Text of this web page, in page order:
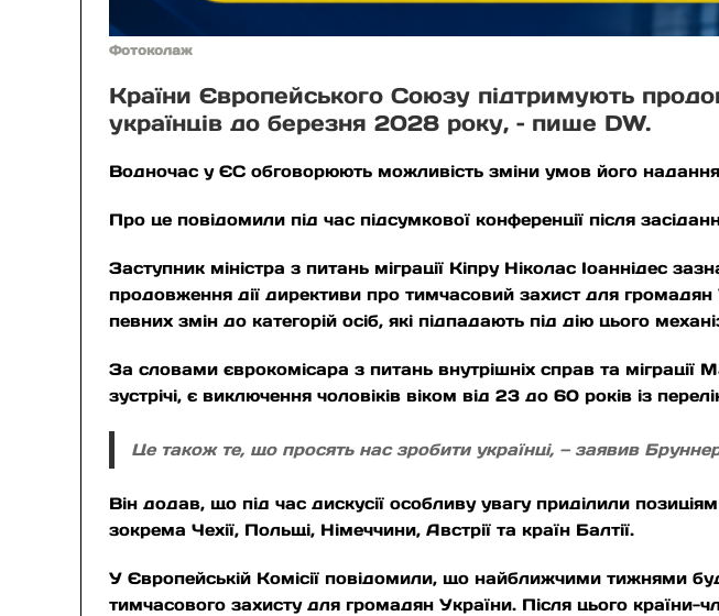
Фотоколаж
Країни Європейського Союзу підтримують
українців до березня 2028 року, – пише DW.
Водночас у ЄС обговорюють можливість зміни умов його надання,
Про це повідомили під час підсумкової конференції після
Заступник міністра з питань міграції Кіпру Ніколас Іоаннідес
продовження дії директиви про тимчасовий захист для
певних змін до категорій осіб, які підпадають під дію цього
За словами єврокомісара з питань внутрішніх справ та міграції
зустрічі, є виключення чоловіків віком від 23 до 60 років із
Це також те, що просять нас зробити українці, — заявив
Він додав, що під час дискусії особливу увагу приділили
зокрема Чехії, Польщі, Німеччини, Австрії та країн Балтії.
У Європейській Комісії повідомили, що найближчими тижнями
тимчасового захисту для громадян України. Після цього